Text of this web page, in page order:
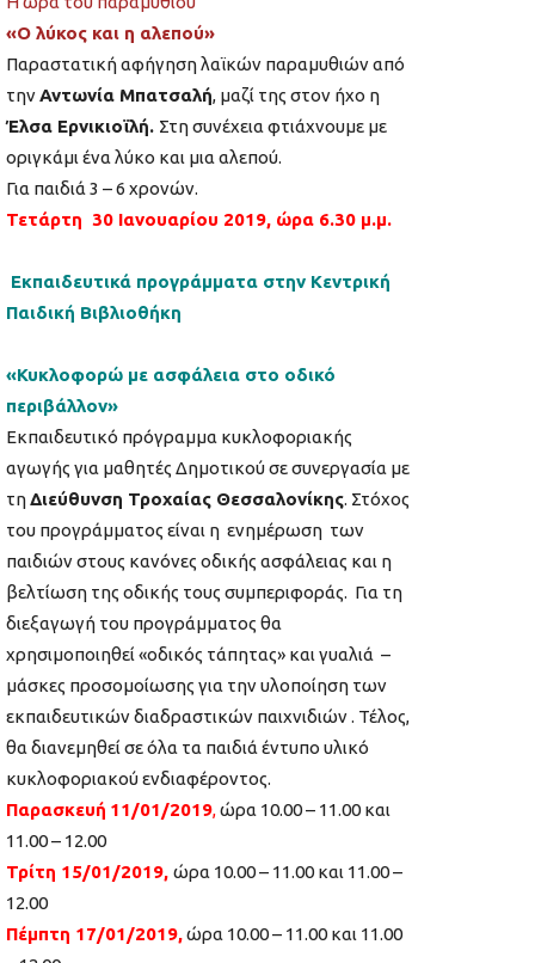
«Ο λύκος και η αλεπού»
Παραστατική αφήγηση λαϊκών παραμυθιών από
τηνΑντωνία Μπατσαλή, μαζί της στον ήχο η
Έλσα Ερνικιοϊλή. Στη συνέχεια φτιάχνουμε με
οριγκάμι ένα λύκο και μια αλεπού.
Για παιδιά 3 – 6 χρονών.
Τετάρτη 30 Ιανουαρίου 2019, ώρα 6.30 μ.μ.
Εκπαιδευτικά προγράμματα στην Κεντρική
Παιδική Βιβλιοθήκη
«Κυκλοφορώ με ασφάλεια στο οδικό
περιβάλλον»
Εκπαιδευτικό πρόγραμμα κυκλοφοριακής
αγωγής για μαθητές Δημοτικού σε συνεργασία με
τηΔιεύθυνση Τροχαίας Θεσσαλονίκης. Στόχος
του προγράμματος είναι η ενημέρωση των
παιδιών στους κανόνες οδικής ασφάλειας και η
βελτίωση της οδικής τους συμπεριφοράς. Για τη
διεξαγωγή του προγράμματος θα
χρησιμοποιηθεί «οδικός τάπητας» και γυαλιά –
μάσκες προσομοίωσης για την υλοποίηση των
εκπαιδευτικών διαδραστικών παιχνιδιών . Τέλος,
θα διανεμηθεί σε όλα τα παιδιά έντυπο υλικό
κυκλοφοριακού ενδιαφέροντος.
Παρασκευή 11/01/2019,ώρα 10.00 – 11.00 και
11.00 – 12.00
Τρίτη 15/01/2019, ώρα 10.00 – 11.00 και 11.00 –
12.00
Πέμπτη 17/01/2019,ώρα 10.00 – 11.00 και 11.00